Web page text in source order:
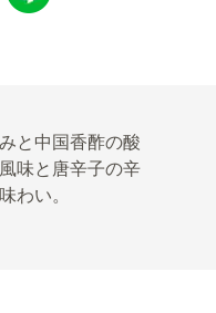
と中国香酢の酸
味と唐辛子の辛
わい。